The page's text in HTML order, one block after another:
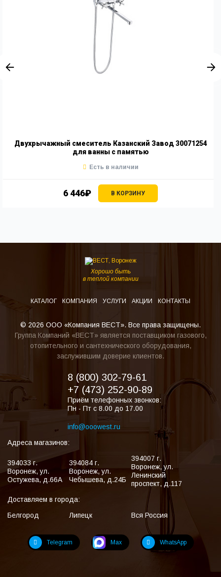
Двухрычажный смеситель Казанский Завод 30071254
для ванны с памятью
6 446₽ В КОРЗИНУ
Есть в наличии
Хорошо быть
в теплой компании
КАТАЛОГ КОМПАНИЯ УСЛУГИ АКЦИИ КОНТАКТЫ
© 2026 ООО «Компания ВЕСТ». Все права защищены.
Группа Компаний «ВЕСТ» является поставщиком газового,
отопительного и сантехнического оборудования,
заслужившим доверие клиентов.
8 (800) 302-79-61
+7 (473) 252-90-89
Приём телефонных звонков:
Пн - Пт с 8.00 до 17.00
info@ooowest.ru
Адреса магазинов:
394033 г.
Воронеж,ул.
Остужева, д.66А
394084 г.
Воронеж,ул.
Чебышева, д.24Б
394007 г.
Воронеж,ул.
Ленинский
проспект, д.117
Доставляем в города:
Белгород
Липецк Вся Россия
Telegram Max WhatsApp